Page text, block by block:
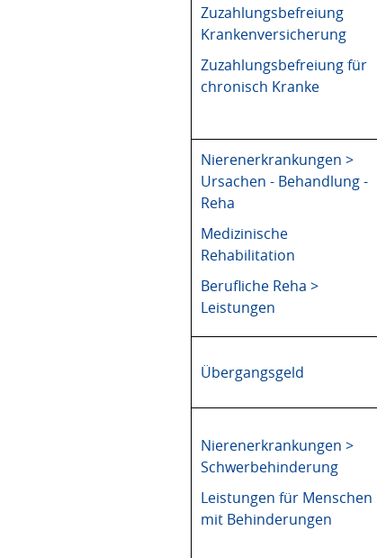
Zuzahlungsbefreiung
Krankenversicherung
Zuzahlungsbefreiung für
chronisch Kranke
Nierenerkrankungen >
Ursachen - Behandlung -
Reha
Medizinische
Rehabilitation
Berufliche Reha >
Leistungen
Übergangsgeld
Nierenerkrankungen >
Schwerbehinderung
Leistungen für Menschen
mit Behinderungen